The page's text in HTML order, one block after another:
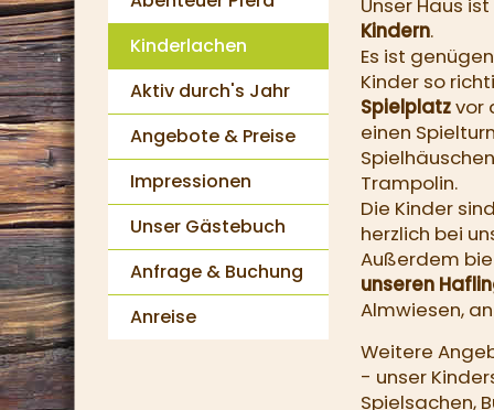
Kinderlachen
Aktiv durch's Jahr
Angebote & Preise
Impressionen
Unser Gästebuch
Anfrage & Buchung
Anreise
Kindern.
Es ist
Kinder so
Spielplatzvor
einen
Trampolin.
Die Kinder
herzlich bei
Außerdem
unseren
Almwiesen,
Weitere
- unser
Spielsachen,